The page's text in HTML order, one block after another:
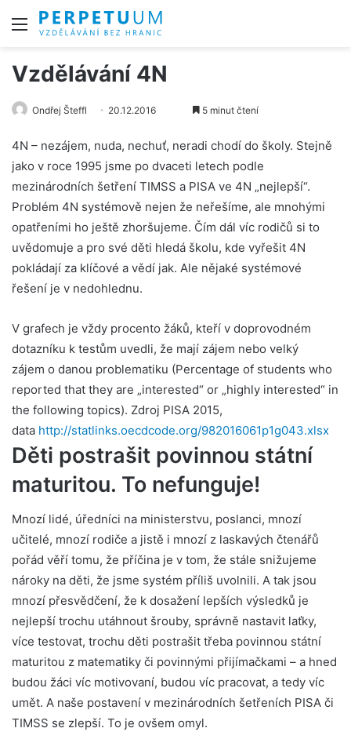
Menu
Vzdělávání 4N
Ondřej Šteffl 20.12.2016 5 minut čtení
4N – nezájem, nuda, nechuť, neradi chodí do školy. Stejně
jako v roce 1995 jsme po dvaceti letech podle
mezinárodních šetření TIMSS a PISA ve 4N „nejlepší“.
Problém 4N systémově nejen že neřešíme, ale mnohými
opatřeními ho ještě zhoršujeme. Čím dál víc rodičů si to
uvědomuje a pro své děti hledá školu, kde vyřešit 4N
pokládají za klíčové a vědí jak. Ale nějaké systémové
řešení je v nedohlednu.
V grafech je vždy procento žáků, kteří v doprovodném
dotazníku k testům uvedli, že mají zájem nebo velký
zájem o danou problematiku (Percentage of students who
reported that they are „interested“ or „highly interested“ in
the following topics). Zdroj PISA 2015,
data http://statlinks.oecdcode.org/982016061p1g043.xlsx
Děti postrašit povinnou státní
maturitou. To nefunguje!
Mnozí lidé, úředníci na ministerstvu, poslanci, mnozí
učitelé, mnozí rodiče a jistě i mnozí z laskavých čtenářů
pořád věří tomu, že příčina je v tom, že stále snižujeme
nároky na děti, že jsme systém příliš uvolnili. A tak jsou
mnozí přesvědčení, že k dosažení lepších výsledků je
nejlepší trochu utáhnout šrouby, správně nastavit laťky,
více testovat, trochu děti postrašit třeba povinnou státní
maturitou z matematiky či povinnými přijímačkami – a hned
budou žáci víc motivovaní, budou víc pracovat, a tedy víc
umět. A naše postavení v mezinárodních šetřeních PISA či
TIMSS se zlepší. To je ovšem omyl.